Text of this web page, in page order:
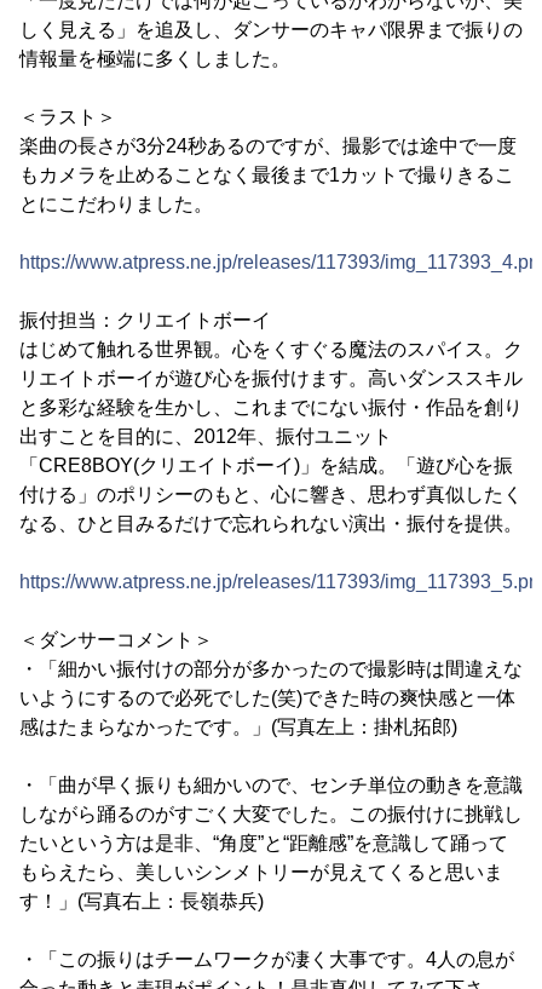
しく見える」を追及し、ダンサーのキャパ限界まで振りの
情報量を極端に多くしました。
＜ラスト＞
楽曲の長さが3分24秒あるのですが、撮影では途中で一度
もカメラを止めることなく最後まで1カットで撮りきるこ
とにこだわりました。
https://www.atpress.ne.jp/releases/117393/
振付担当：クリエイトボーイ
はじめて触れる世界観。心をくすぐる魔法のスパイス。ク
リエイトボーイが遊び心を振付けます。高いダンススキル
と多彩な経験を生かし、これまでにない振付・作品を創り
出すことを目的に、2012年、振付ユニット
「CRE8BOY(クリエイトボーイ)」を結成。「遊び心を振
付ける」のポリシーのもと、心に響き、思わず真似したく
なる、ひと目みるだけで忘れられない演出・振付を提供。
https://www.atpress.ne.jp/releases/117393/
＜ダンサーコメント＞
・「細かい振付けの部分が多かったので撮影時は間違えな
いようにするので必死でした(笑)できた時の爽快感と一体
感はたまらなかったです。」(写真左上：掛札拓郎)
・「曲が早く振りも細かいので、センチ単位の動きを意識
しながら踊るのがすごく大変でした。この振付けに挑戦し
たいという方は是非、“角度”と“距離感”を意識して踊って
もらえたら、美しいシンメトリーが見えてくると思いま
す！」(写真右上：長嶺恭兵)
・「この振りはチームワークが凄く大事です。4人の息が